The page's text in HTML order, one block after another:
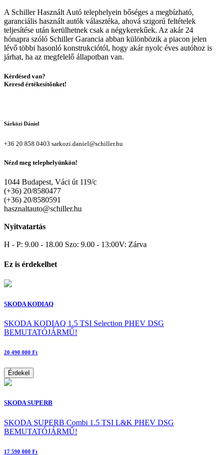
A Schiller Használt Autó telephelyein bőséges a megbízható,
garanciális használt autók választéka, ahová szigorú feltételek
teljesítése után kerülhetnek csak a négykerekűek. Az akár 24
hónapra szóló Schiller Garancia abban különbözik a piacon jelen
lévő többi hasonló konstrukciótól, hogy akár nyolc éves autóhoz is
járhat, ha az megfelelő állapotban van.
Kérdésed van?
Keresd értékesítőnket!
Sárközi Dániel
+36 20 858 0403 sarkozi.daniel@schiller.hu
Nézd meg telephelyünkön!
1044 Budapest, Váci út 119/c
(+36) 20/8580477
(+36) 20/8580591
hasznaltauto@schiller.hu
Nyitvatartás
H - P: 9.00 - 18.00 Szo: 9.00 - 13:00V: Zárva
Ez is érdekelhet
SKODA KODIAQ
SKODA KODIAQ 1.5 TSI Selection PHEV DSG
BEMUTATÓJÁRMŰ!
20 490 000 Ft
Érdekel
SKODA SUPERB
SKODA SUPERB Combi 1.5 TSI L&K PHEV DSG
BEMUTATÓJÁRMŰ!
17 590 000 Ft